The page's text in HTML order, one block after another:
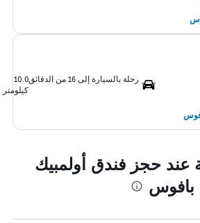
رحلة بالسيارة إلى 16 من الدقائق
10.0
كيلومتر
عند حجز فندق أولمبيك
بافوس